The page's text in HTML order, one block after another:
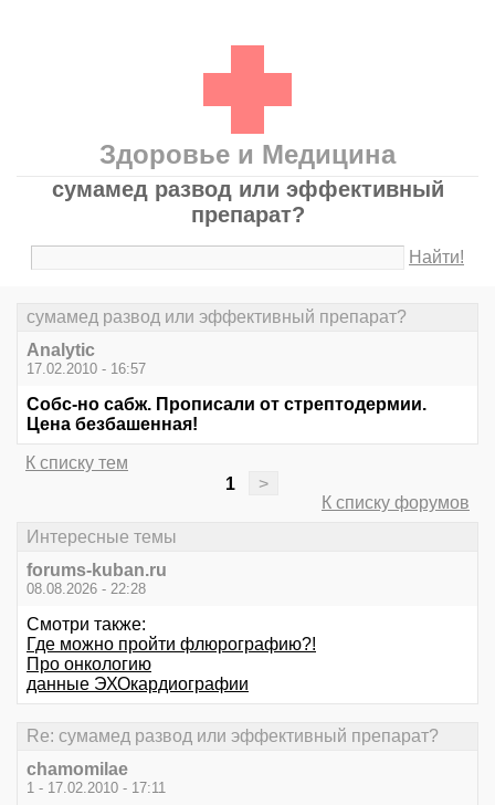
Здоровье и Медицина
сумамед развод или эффективный
препарат?
Найти!
сумамед развод или эффективный препарат?
Analytic
17.02.2010 - 16:57
Собс-но сабж. Прописали от стрептодермии.
Цена безбашенная!
К списку тем
1
>
К списку форумов
Интересные темы
forums-kuban.ru
08.08.2026 - 22:28
Смотри также:
Где можно пройти флюрографию?!
Про онкологию
данные ЭХОкардиографии
Re: сумамед развод или эффективный препарат?
chamomilae
1 - 17.02.2010 - 17:11